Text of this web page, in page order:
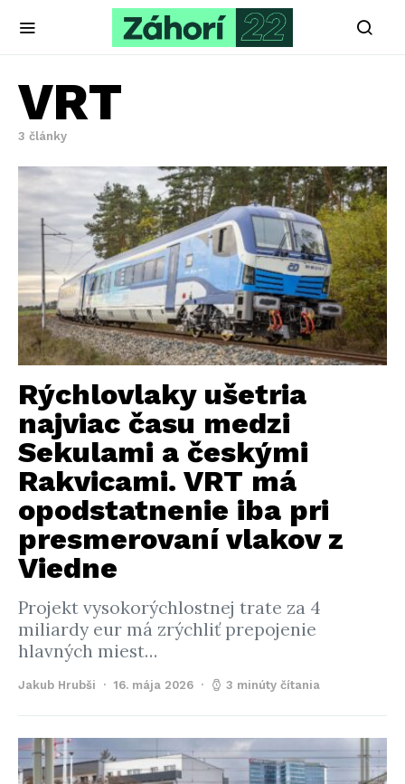
VRT
3 články
Rýchlovlaky ušetria
najviac času medzi
Sekulami a českými
Rakvicami. VRT má
opodstatnenie iba pri
presmerovaní vlakov z
Viedne
Projekt vysokorýchlostnej trate za 4
miliardy eur má zrýchliť prepojenie
hlavných miest…
Jakub Hrubši 16. mája 2026 3 minúty čítania